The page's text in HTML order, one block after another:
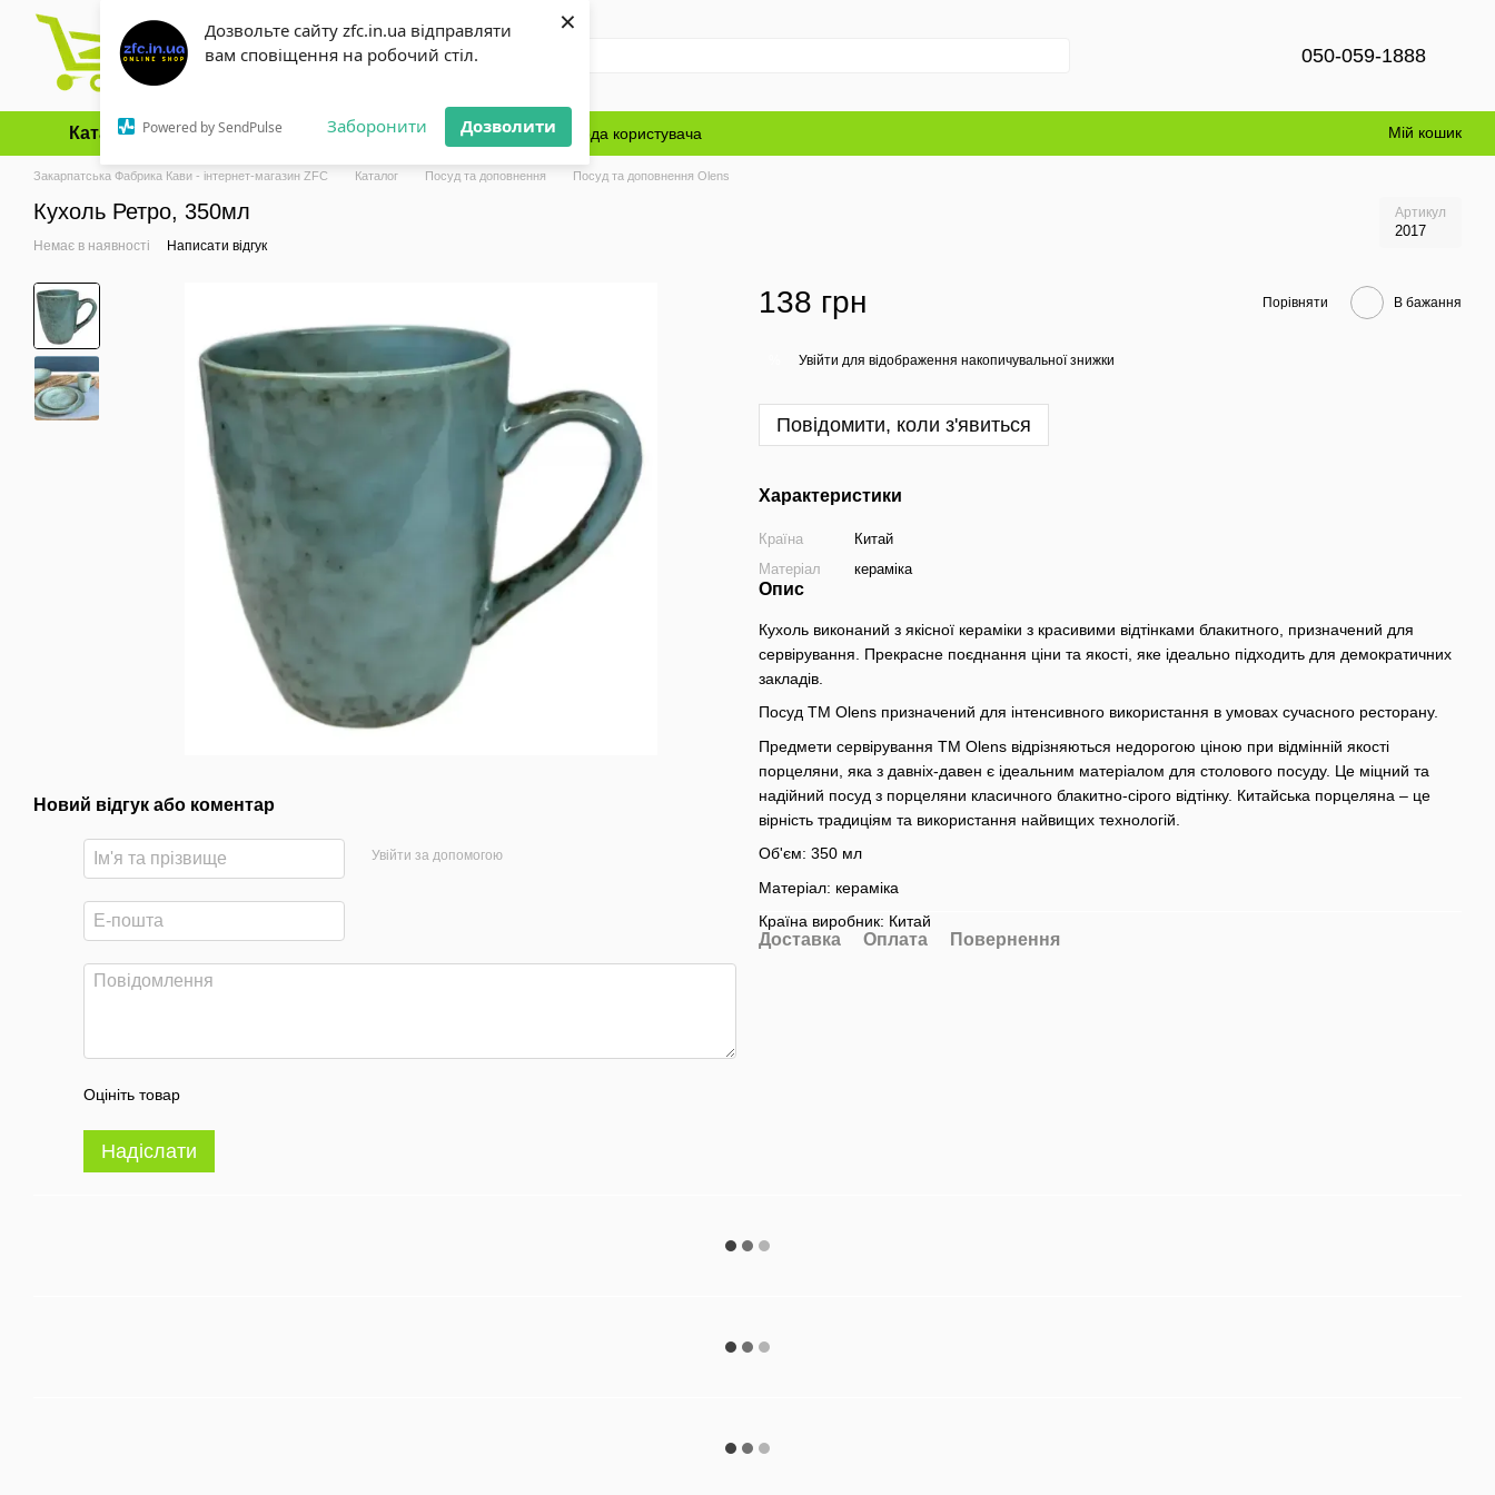
Дозвольте сайту zfc.in.ua відправляти
вам сповіщення на робочий стіл.
Powered by SendPulse Заборонити Дозволити
×
Перейти до основного контенту
050-059-1888
Каталог Оплата і доставка Обмін та повернення Блог Угода користувача Мій кошик
Закарпатська Фабрика Кави - інтернет-магазин ZFC Каталог Посуд та доповнення Посуд та доповнення Olens
Кухоль Ретро, 350мл Артикул
2017
Немає в наявності Написати відгук
Новий відгук або коментар
Увійти за допомогою
Оцініть товар
Надіслати
138 грн Порівняти В бажання
Увійти для відображення накопичувальної знижки
Повідомити, коли з'явиться
Характеристики
Країна
Китай
Матеріал
кераміка
Опис
Кухоль виконаний з якісної кераміки з красивими відтінками блакитного, призначений для
сервірування. Прекрасне поєднання ціни та якості, яке ідеально підходить для демократичних
закладів.
Посуд ТМ Olens призначений для інтенсивного використання в умовах сучасного ресторану.
Предмети сервірування ТМ Olens відрізняються недорогою ціною при відмінній якості
порцеляни, яка з давніх-давен є ідеальним матеріалом для столового посуду. Це міцний та
надійний посуд з порцеляни класичного блакитно-сірого відтінку. Китайська порцеляна – це
вірність традиціям та використання найвищих технологій.
Об'єм: 350 мл
Матеріал: кераміка
Країна виробник: Китай
Доставка Оплата Повернення